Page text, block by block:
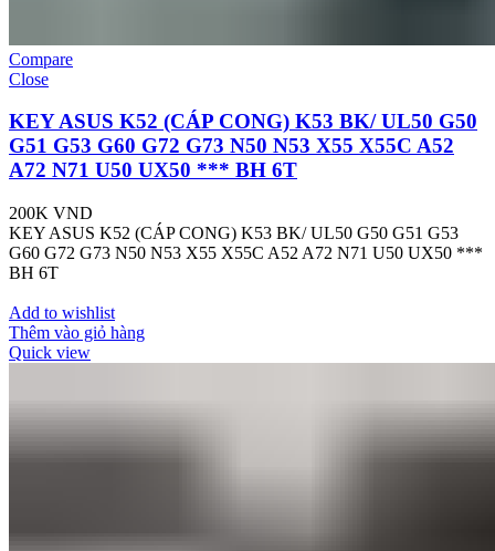
Compare
Close
KEY ASUS K52 (CÁP CONG) K53 BK/ UL50 G50
G51 G53 G60 G72 G73 N50 N53 X55 X55C A52
A72 N71 U50 UX50 *** BH 6T
200K VND
KEY ASUS K52 (CÁP CONG) K53 BK/ UL50 G50 G51 G53
G60 G72 G73 N50 N53 X55 X55C A52 A72 N71 U50 UX50 ***
BH 6T
Add to wishlist
Thêm vào giỏ hàng
Quick view